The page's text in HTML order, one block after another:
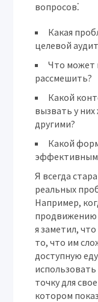
вопросов⁚
Какая
целевой
Что может
рассмешить?
Какой
вызвать у
другими?
Какой
эффективным
Я всегда
реальных
Например,
продвижению
я заметил,
то, что им
доступную
точку для
котором